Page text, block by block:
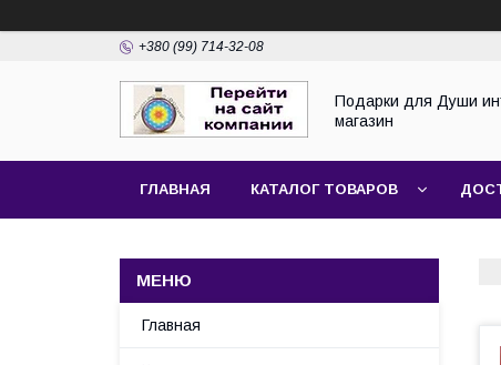
+380 (99) 714-32-08
Подарки для Души
магазин
ГЛАВНАЯ КАТАЛОГ ТОВАРОВ
Главная